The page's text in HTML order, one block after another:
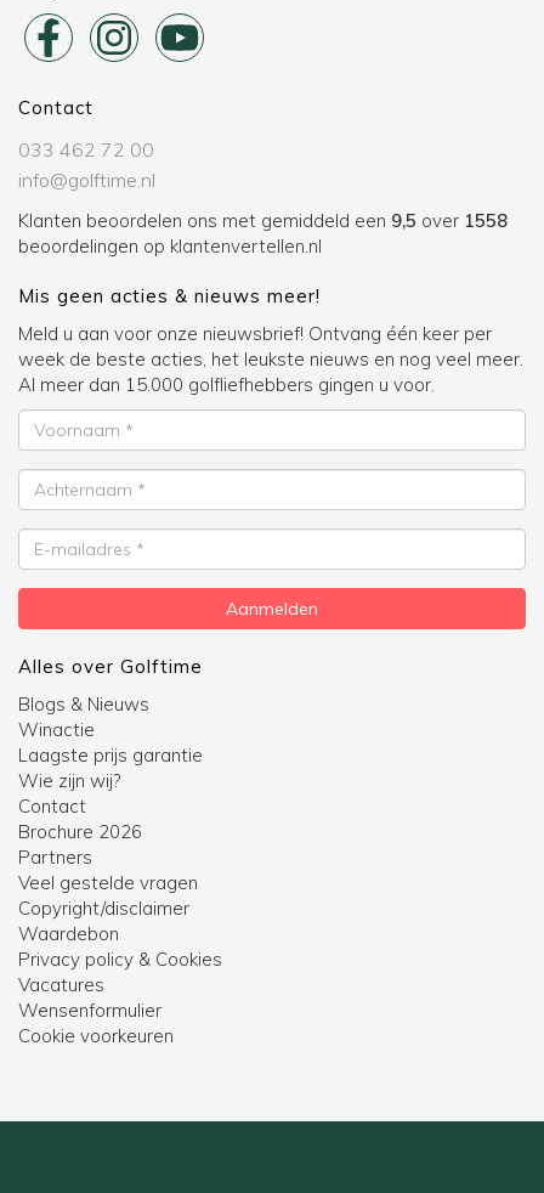
Contact
033 462 72 00
info@golftime.nl
Klanten beoordelen ons met gemiddeld een 9,5 over 1558
beoordelingen op klantenvertellen.nl
Mis geen acties & nieuws meer!
Meld u aan voor onze nieuwsbrief! Ontvang één keer per
week de beste acties, het leukste nieuws en nog veel meer.
Al meer dan 15.000 golfliefhebbers gingen u voor.
Voornaam
Achternaam
E-
mailadres
Aanmelden
Alles over Golftime
Blogs & Nieuws
Winactie
Laagste prijs garantie
Wie zijn wij?
Contact
Brochure 2026
Partners
Veel gestelde vragen
Copyright/disclaimer
Waardebon
Privacy policy & Cookies
Vacatures
Wensenformulier
Cookie voorkeuren